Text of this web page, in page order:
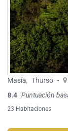
Masía, Thurso -
8.4 Puntuación
23 Habitaciones